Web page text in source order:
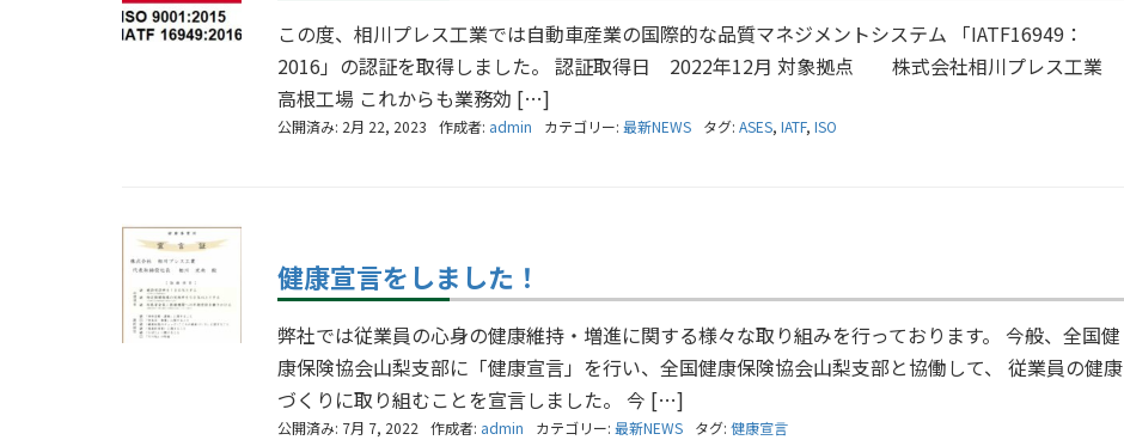
この度、相川プレス工業では自動車産業の国際的な品質マネジメントシステム 「IATF16949：
2016」の認証を取得しました。 認証取得日 2022年12月 対象拠点 株式会社相川プレス工業
高根工場 これからも業務効 […]
公開済み: 2月 22, 2023 作成者: admin カテゴリー: 最新NEWS タグ: ASES, IATF, ISO
健康宣言をしました！
弊社では従業員の心身の健康維持・増進に関する様々な取り組みを行っております。 今般、全国健
康保険協会山梨支部に「健康宣言」を行い、全国健康保険協会山梨支部と協働して、 従業員の健康
づくりに取り組むことを宣言しました。 今 […]
公開済み: 7月 7, 2022 作成者: admin カテゴリー: 最新NEWS タグ: 健康宣言